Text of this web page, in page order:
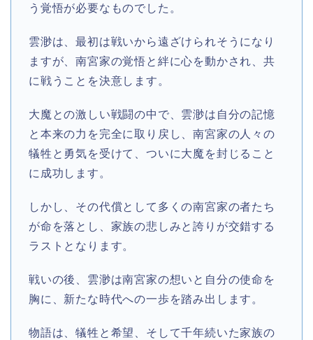
う覚悟が必要なものでした。
雲渺は、最初は戦いから遠ざけられそうになり
ますが、南宮家の覚悟と絆に心を動かされ、共
に戦うことを決意します。
大魔との激しい戦闘の中で、雲渺は自分の記憶
と本来の力を完全に取り戻し、南宮家の人々の
犠牲と勇気を受けて、ついに大魔を封じること
に成功します。
しかし、その代償として多くの南宮家の者たち
が命を落とし、家族の悲しみと誇りが交錯する
ラストとなります。
戦いの後、雲渺は南宮家の想いと自分の使命を
胸に、新たな時代への一歩を踏み出します。
物語は、犠牲と希望、そして千年続いた家族の